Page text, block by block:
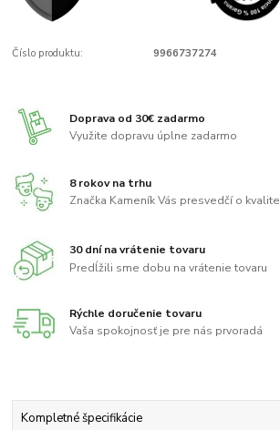
Číslo produktu: 9966737274
Doprava od 30€ zadarmo
Využite dopravu úplne zadarmo
8 rokov na trhu
Značka Kameník Vás presvedčí o kvalite
30 dní na vrátenie tovaru
Predĺžili sme dobu na vrátenie tovaru
Rýchle doručenie tovaru
Vaša spokojnosť je pre nás prvoradá
Kompletné špecifikácie